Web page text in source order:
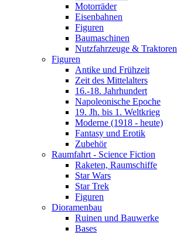
Motorräder
Eisenbahnen
Figuren
Baumaschinen
Nutzfahrzeuge & Traktoren
Figuren
Antike und Frühzeit
Zeit des Mittelalters
16.-18. Jahrhundert
Napoleonische Epoche
19. Jh. bis 1. Weltkrieg
Moderne (1918 - heute)
Fantasy und Erotik
Zubehör
Raumfahrt - Science Fiction
Raketen, Raumschiffe
Star Wars
Star Trek
Figuren
Dioramenbau
Ruinen und Bauwerke
Bases